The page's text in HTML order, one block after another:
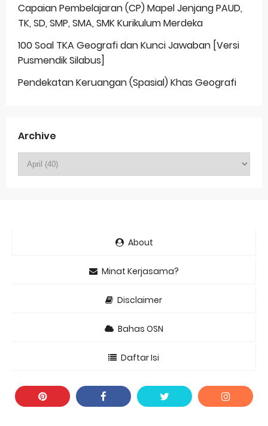
Capaian Pembelajaran (CP) Mapel Jenjang PAUD,
TK, SD, SMP, SMA, SMK Kurikulum Merdeka
100 Soal TKA Geografi dan Kunci Jawaban [Versi
Pusmendik Silabus]
Pendekatan Keruangan (Spasial) Khas Geografi
Archive
About
Minat Kerjasama?
Disclaimer
Bahas OSN
Daftar Isi